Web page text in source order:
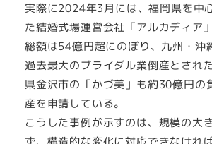
実際に2024年3月には、福岡県を中
た結婚式場運営会社「アルカディア
総額は54億円超にのぼり、九州・沖
過去最大のブライダル業倒産とされ
県金沢市の「かづ美」も約30億円の
産を申請している。
こうした事例が示すのは、規模の大